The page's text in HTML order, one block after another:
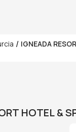
/ IGNEADA
HOTEL &